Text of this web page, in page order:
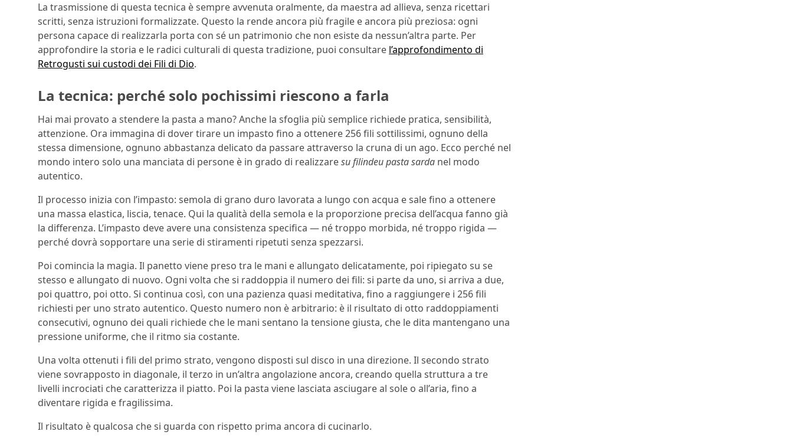
La trasmissione di questa tecnica è sempre avvenuta oralmente, da maestra ad allieva, senza ricettari
scritti, senza istruzioni formalizzate. Questo la rende ancora più fragile e ancora più preziosa: ogni
persona capace di realizzarla porta con sé un patrimonio che non esiste da nessun’altra parte. Per
approfondire la storia e le radici culturali di questa tradizione, puoi consultare l’approfondimento di
Retrogusti sui custodi dei Fili di Dio.
La tecnica: perché solo pochissimi riescono a farla
Hai mai provato a stendere la pasta a mano? Anche la sfoglia più semplice richiede pratica, sensibilità,
attenzione. Ora immagina di dover tirare un impasto fino a ottenere 256 fili sottilissimi, ognuno della
stessa dimensione, ognuno abbastanza delicato da passare attraverso la cruna di un ago. Ecco perché nel
mondo intero solo una manciata di persone è in grado di realizzaresu filindeu pasta sarda nel modo
autentico.
Il processo inizia con l’impasto: semola di grano duro lavorata a lungo con acqua e sale fino a ottenere
una massa elastica, liscia, tenace. Qui la qualità della semola e la proporzione precisa dell’acqua fanno già
la differenza. L’impasto deve avere una consistenza specifica — né troppo morbida, né troppo rigida —
perché dovrà sopportare una serie di stiramenti ripetuti senza spezzarsi.
Poi comincia la magia. Il panetto viene preso tra le mani e allungato delicatamente, poi ripiegato su se
stesso e allungato di nuovo. Ogni volta che si raddoppia il numero dei fili: si parte da uno, si arriva a due,
poi quattro, poi otto. Si continua così, con una pazienza quasi meditativa, fino a raggiungere i 256 fili
richiesti per uno strato autentico. Questo numero non è arbitrario: è il risultato di otto raddoppiamenti
consecutivi, ognuno dei quali richiede che le mani sentano la tensione giusta, che le dita mantengano una
pressione uniforme, che il ritmo sia costante.
Una volta ottenuti i fili del primo strato, vengono disposti sul disco in una direzione. Il secondo strato
viene sovrapposto in diagonale, il terzo in un’altra angolazione ancora, creando quella struttura a tre
livelli incrociati che caratterizza il piatto. Poi la pasta viene lasciata asciugare al sole o all’aria, fino a
diventare rigida e fragilissima.
Il risultato è qualcosa che si guarda con rispetto prima ancora di cucinarlo.